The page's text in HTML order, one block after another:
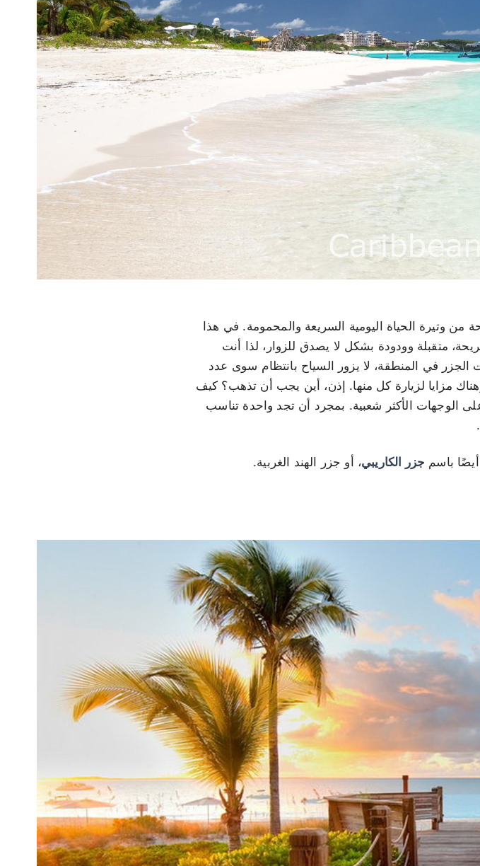
من وتيرة الحياة اليومية السريعة والمحمومة. في هذا
متقبلة وودودة بشكل لا يصدق للزوار، لذا أنت
في المنطقة، لا يزور السياح بانتظام سوى عدد
مزايا لزيارة كل منها. إذن، أين يجب أن تذهب؟ كيف
الوجهات الأكثر شعبية. بمجرد أن تجد واحدة تناسب
باسم جزر الكاريبي، أو جزر الهند الغربية.